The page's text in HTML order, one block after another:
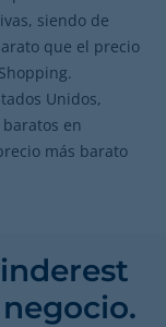
siendo de
que el precio
Unidos,
en
más barato